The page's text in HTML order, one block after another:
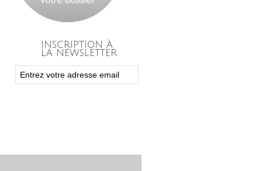
INSCRIPTION À
LA NEWSLETTER